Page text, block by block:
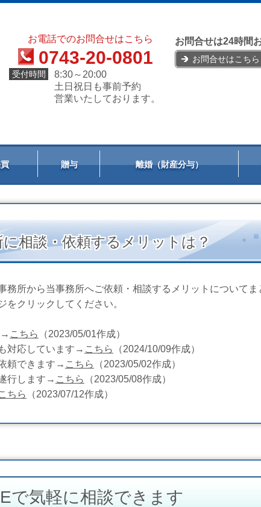
お電話でのお問合せはこちら
0743-20-0801
受付時間
8:30～20:00
土日祝日も事前予約
営業いたしております。
お問合せは24時間
お問合せはこちら
贈与 離婚（財産分与）
に相談・依頼するメリットは？
務所から当事務所へご依頼・相談するメリットについてま
をクリックしてください。
→ こちら
（2023/05/01作成）
対応しています→ こちら
（2024/10/09作成）
頼できます→ こちら
（2023/05/02作成）
行します→ こちら
（2023/05/08作成）
ちら （2023/07/12作成）
で気軽に相談できます